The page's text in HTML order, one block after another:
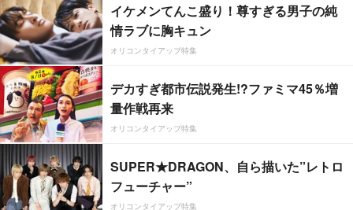
イケメンてんこ盛り！尊すぎる男子の純
情ラブに胸キュン
オリコンタイアップ特集
デカすぎ都市伝説発生!?ファミマ45％増
量作戦再来
オリコンタイアップ特集
SUPER★DRAGON、自ら描いた”レトロ
フューチャー”
オリコンタイアップ特集